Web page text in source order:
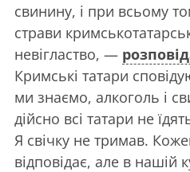
свинину, і при всьому
страви
невігластво, —
Кримські татари
ми знаємо, алкоголь і
дійсно всі татари не
Я свічку не тримав.
відповідає, але в нашій